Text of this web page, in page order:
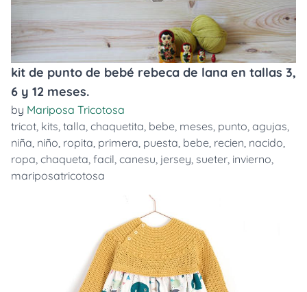
kit de punto de bebé rebeca de lana en tallas 3,
6 y 12 meses.
by Mariposa Tricotosa
tricot, kits, talla, chaquetita, bebe, meses, punto, agujas,
niña, niño, ropita, primera, puesta, bebe, recien, nacido,
ropa, chaqueta, facil, canesu, jersey, sueter, invierno,
mariposatricotosa